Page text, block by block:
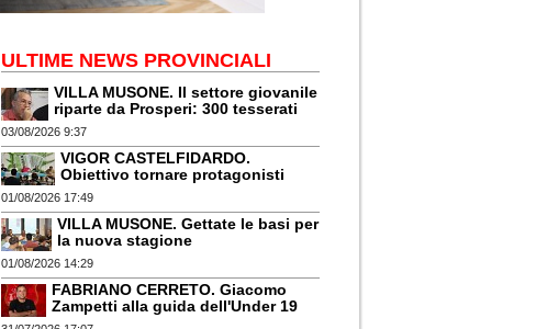
ULTIME NEWS PROVINCIALI
VILLA MUSONE. Il settore giovanile
riparte da Prosperi: 300 tesserati
03/08/2026 9:37
VIGOR CASTELFIDARDO.
Obiettivo tornare protagonisti
01/08/2026 17:49
VILLA MUSONE. Gettate le basi per
la nuova stagione
01/08/2026 14:29
FABRIANO CERRETO. Giacomo
Zampetti alla guida dell'Under 19